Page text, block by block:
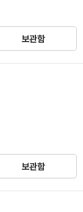
보관함
보관함